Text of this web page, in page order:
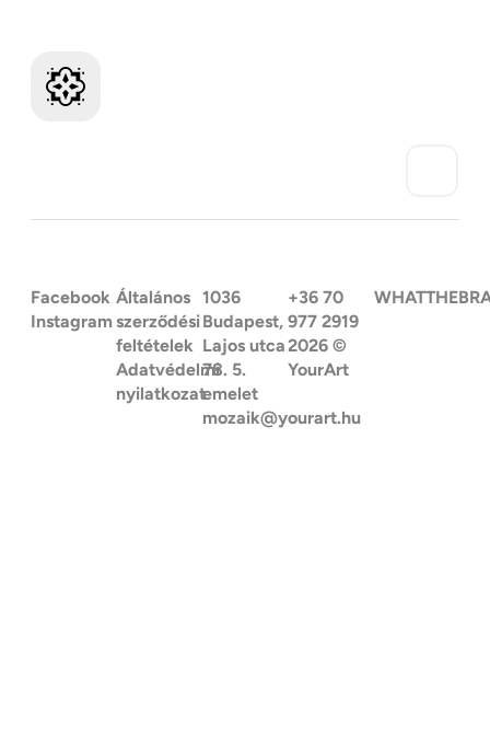
Facebook
Instagram
Általános
szerződési
feltételek
Adatvédelmi
nyilatkozat
1036
Budapest,
Lajos utca
78. 5.
emelet
mozaik@yourart.hu
+36 70
977 2919
2026 ©
YourArt